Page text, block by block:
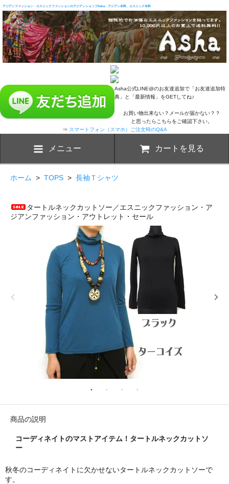
アジアンファッション・エスニックファッションのアジアンショップAsha・アジアン衣料、エスニック衣料
Asha公式LINE@のお友達追加で「お友達追加特
典」と「最新情報」をGETしてね♪
お買い物出来ない？メールが届かない？？
と思ったらこちらをご確認下さい。
⇒ スマートフォン（スマホ）ご注文時のQ&A
メニュー カートを見る
ホーム > TOPS > 長袖Ｔシャツ
タートルネックカットソー／エスニックファッション・ア
ジアンファッション・アウトレット・セール
商品の説明
コーディネイトのマストアイテム！タートルネックカットソ
ー
秋冬のコーディネイトに欠かせないタートルネックカットソーで
す。